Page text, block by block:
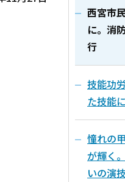
西宮市
に。消
行
技能功
た技能
憧れの
が輝く
いの演技